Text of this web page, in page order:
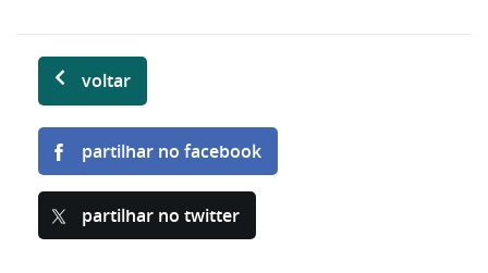
voltar
partilhar no facebook
partilhar no twitter